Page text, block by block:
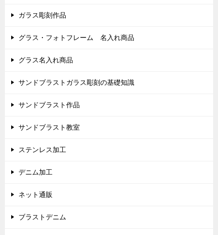
ガラス彫刻作品
グラス・フォトフレーム 名入れ商品
グラス名入れ商品
サンドブラストガラス彫刻の基礎知識
サンドブラスト作品
サンドブラスト教室
ステンレス加工
デニム加工
ネット通販
ブラストデニム